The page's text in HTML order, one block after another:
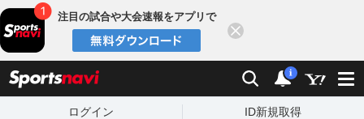
注目の試合や大会速報をアプリで
検索 通知
i
ログイン ID新規取得